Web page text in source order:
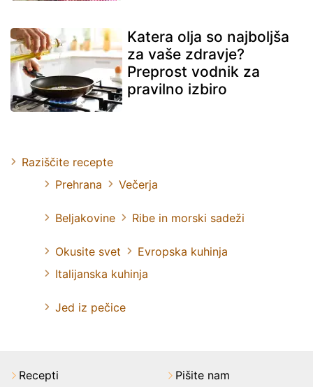
Katera olja so najboljša
za vaše zdravje?
Preprost vodnik za
pravilno izbiro
Raziščite recepte
Prehrana
Večerja
Beljakovine Ribe in morski sadeži
Okusite svet
Evropska kuhinja
Italijanska kuhinja
Jed iz pečice
Recepti Pišite nam